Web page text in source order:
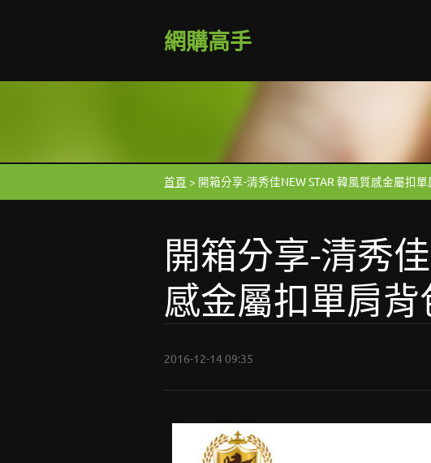
網購高手
首頁 > 開箱分享-清秀佳NEW STAR 韓風質感金屬扣
開箱分享-清秀
感金屬扣單肩
2016-12-14 09:35